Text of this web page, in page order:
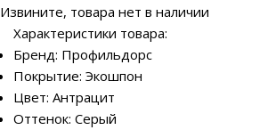
Извините, товара нет в наличии
Характеристики товара:
Бренд: Профильдорс
Покрытие: Экошпон
Цвет: Антрацит
Оттенок: Серый